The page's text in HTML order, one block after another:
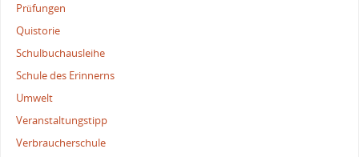
Prüfungen
Quistorie
Schulbuchausleihe
Schule des Erinnerns
Umwelt
Veranstaltungstipp
Verbraucherschule